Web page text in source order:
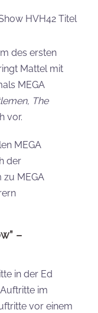
des ersten
Mattel mit
MEGA
The
vor.
MEGA
der
zu MEGA
–
in der Ed
im
vor einem